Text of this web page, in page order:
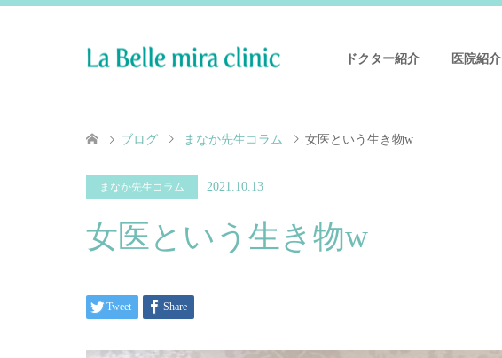
ドクター紹介 医院紹介
ブログ まなか先生コラム 女医という生き物w
まなか先生コラム 2021.10.13
女医という生き物w
Tweet Share